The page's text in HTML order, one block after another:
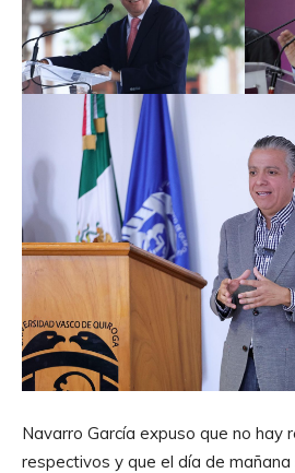
Navarro García expuso que no hay
respectivos y que el día de